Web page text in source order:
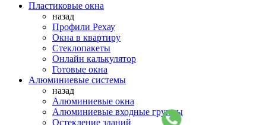
Пластиковые окна
назад
Профили Рехау
Окна в квартиру
Стеклопакеты
Онлайн калькулятор
Готовые окна
Алюминиевые системы
назад
Алюминиевые окна
Алюминиевые входные группы
Остекление зданий